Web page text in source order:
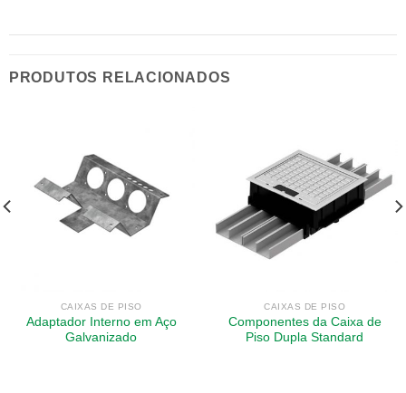
PRODUTOS RELACIONADOS
CAIXAS DE PISO
Adaptador Interno em Aço
Galvanizado
CAIXAS DE PISO
Componentes da Caixa de
Piso Dupla Standard